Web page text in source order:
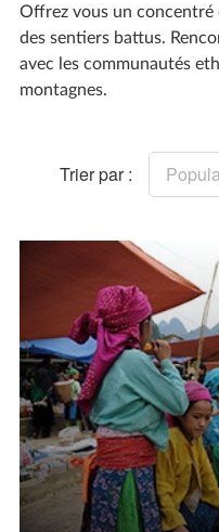
Offrez vous un concentré
des sentiers battus.
avec les communautés
montagnes.
Trier par :